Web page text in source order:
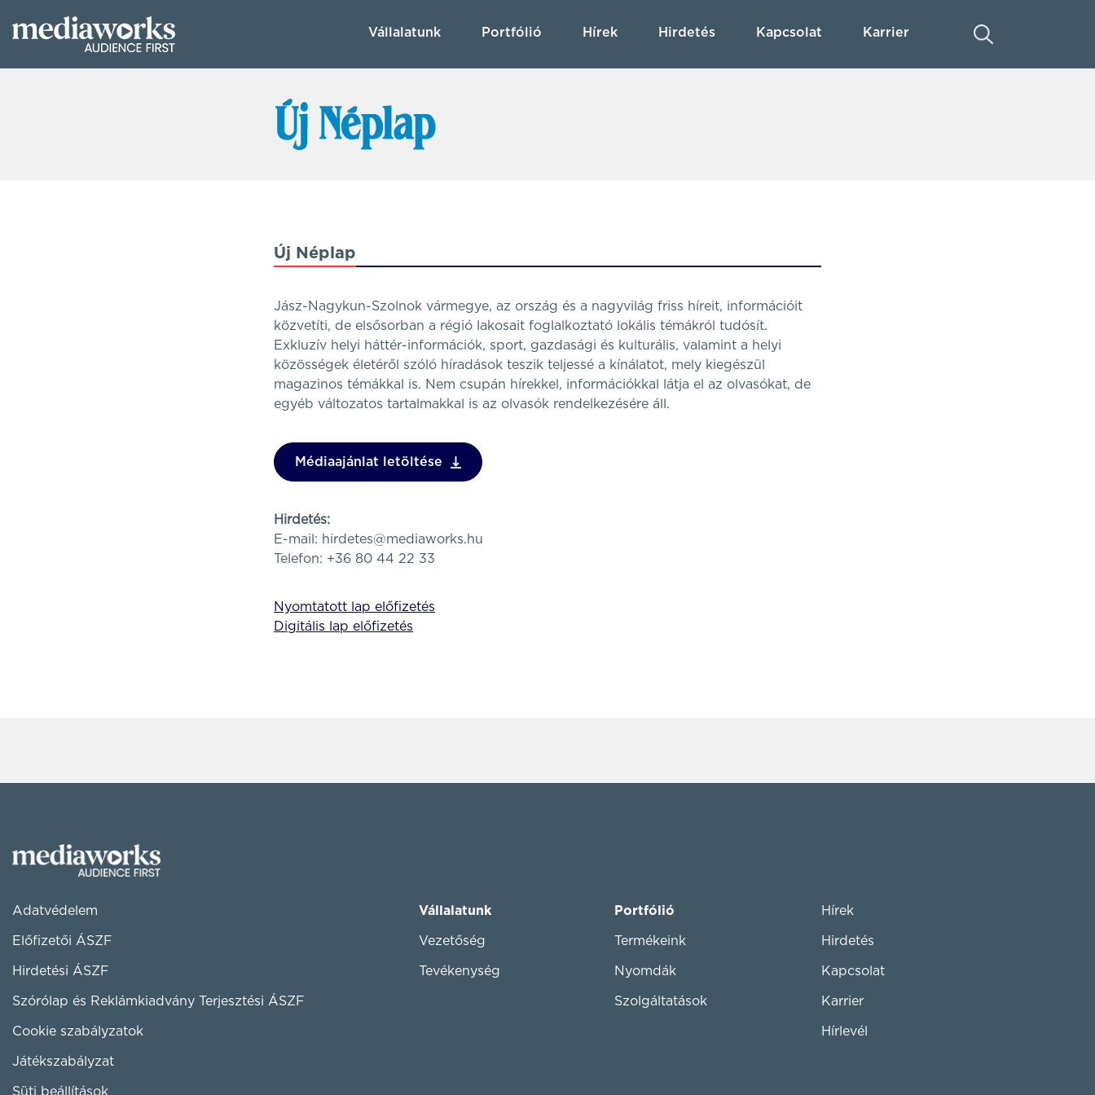
Vállalatunk Portfólió Hírek Hirdetés Kapcsolat Karrier
Új Néplap
Jász-Nagykun-Szolnok vármegye, az ország és a nagyvilág friss híreit, információit
közvetíti, de elsősorban a régió lakosait foglalkoztató lokális témákról tudósít.
Exkluzív helyi háttér-információk, sport, gazdasági és kulturális, valamint a helyi
közösségek életéről szóló híradások teszik teljessé a kínálatot, mely kiegészül
magazinos témákkal is. Nem csupán hírekkel, információkkal látja el az olvasókat, de
egyéb változatos tartalmakkal is az olvasók rendelkezésére áll.
Médiaajánlat letöltése
Hirdetés:
E-mail: hirdetes@mediaworks.hu
Telefon: +36 80 44 22 33
Nyomtatott lap előfizetés
Digitális lap előfizetés
Adatvédelem
Előfizetői ÁSZF
Hirdetési ÁSZF
Szórólap és Reklámkiadvány Terjesztési ÁSZF
Cookie szabályzatok
Játékszabályzat
Süti beállítások
Vállalatunk
Vezetőség
Tevékenység
Portfólió
Termékeink
Nyomdák
Szolgáltatások
Hírek
Hirdetés
Kapcsolat
Karrier
Hírlevél